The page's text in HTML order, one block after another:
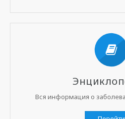
Вся информация о